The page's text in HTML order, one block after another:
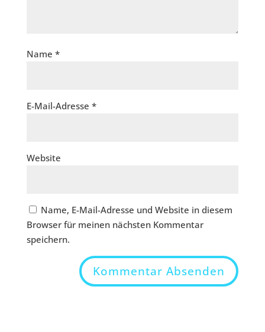
Name *
E-Mail-Adresse *
Website
Name, E-Mail-Adresse und Website in diesem
Browser für meinen nächsten Kommentar
speichern.